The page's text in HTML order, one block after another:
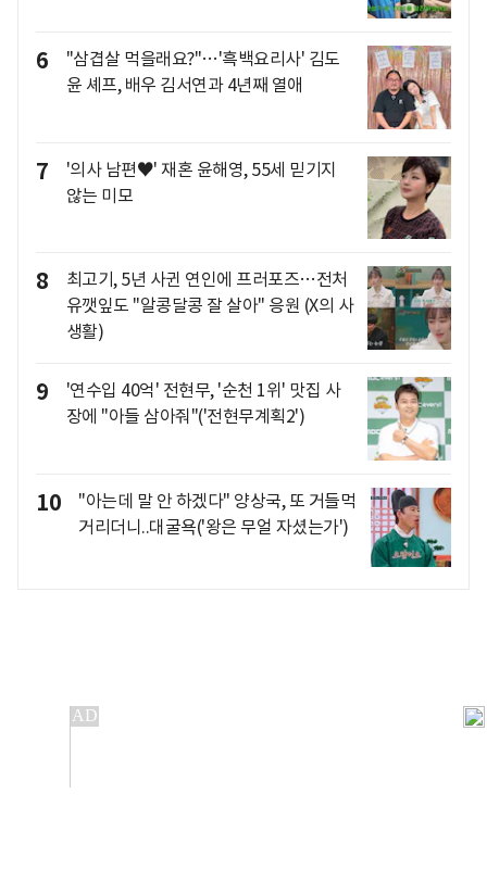
6
"삼겹살 먹을래요?"…'흑백요리사' 김도
윤 셰프, 배우 김서연과 4년째 열애
7
'의사 남편♥' 재혼 윤해영, 55세 믿기지
않는 미모
8
최고기, 5년 사귄 연인에 프러포즈…전처
유깻잎도 "알콩달콩 잘 살아" 응원 (X의 사
생활)
9
'연수입 40억' 전현무, '순천 1위' 맛집 사
장에 "아들 삼아줘"('전현무계획2')
10
"아는데 말 안 하겠다" 양상국, 또 거들먹
거리더니..대굴욕('왕은 무얼 자셨는가')